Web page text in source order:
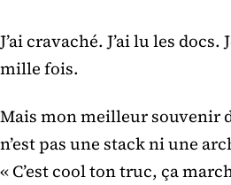
J’ai cravaché. J’ai lu les
mille fois.
Mais mon meilleur souvenir
n’est pas une stack ni une
« C’est cool ton truc, ça